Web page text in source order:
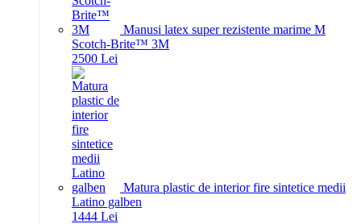
Manusi latex super rezistente marime M
Scotch-Brite™ 3M
2500 Lei
Matura plastic de interior fire sintetice medii
Latino galben
1444 Lei